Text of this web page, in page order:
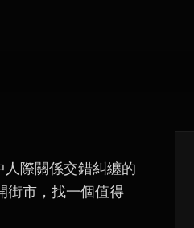
際關係交錯糾纏的
街市，找一個值得